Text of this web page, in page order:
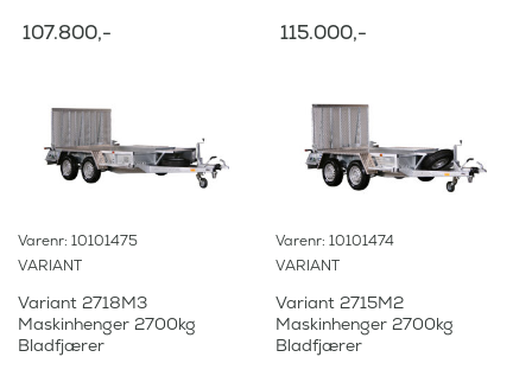
107.800,- 115.000,-
Varenr: 10101475
VARIANT
Variant 2718M3
Maskinhenger 2700kg
Bladfjærer
Varenr: 10101474
VARIANT
Variant 2715M2
Maskinhenger 2700kg
Bladfjærer